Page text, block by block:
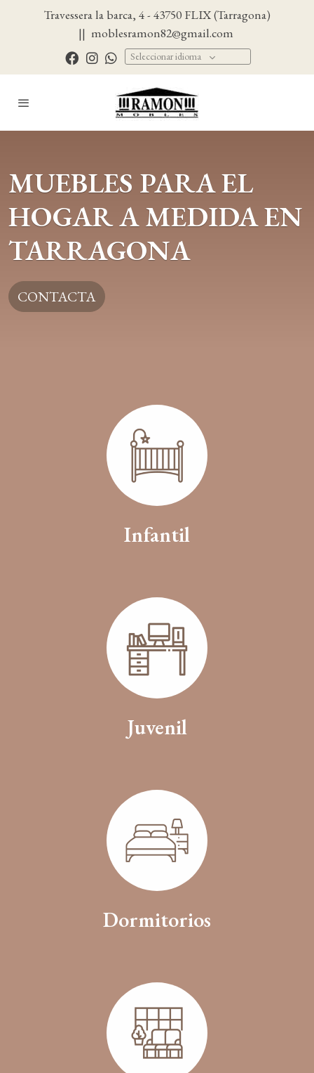
Travessera la barca, 4 - 43750 FLIX (Tarragona)
|| moblesramon82@gmail.com
Seleccionar idioma
MUEBLES PARA EL
HOGAR A MEDIDA EN
TARRAGONA
CONTACTA
Infantil
Juvenil
Dormitorios